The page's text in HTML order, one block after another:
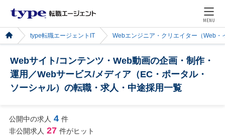
MENU
type転職エージェントIT Webエンジニア・クリエイター（Web・
Webサイト/コンテンツ・Web動画の企画・制作・
運用／Webサービス/メディア（EC・ポータル・
ソーシャル）の転職・求人・中途採用一覧
公開中の求人 4 件
非公開求人 27 件がヒット